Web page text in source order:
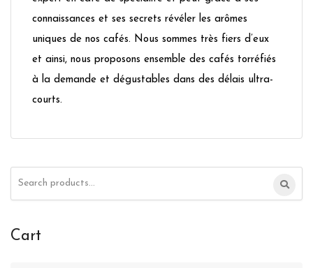
connaissances et ses secrets révéler les arômes
uniques de nos cafés. Nous sommes très fiers d’eux
et ainsi, nous proposons ensemble des cafés torréfiés
à la demande et dégustables dans des délais ultra-
courts.
Cart